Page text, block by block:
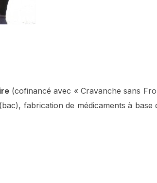
(cofinancé avec « Cravanche sans
(bac), fabrication de médicaments à base